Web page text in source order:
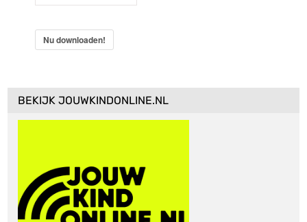
Nu downloaden!
BEKIJK JOUWKINDONLINE.NL